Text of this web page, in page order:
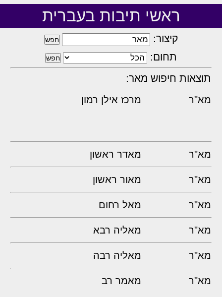
ראשי תיבות בעברית
קיצור:
תחום:
תוצאות חיפוש מאר:
מא"ר מרכז אילן רמון
מא"ר מאדר ראשון
מא"ר מאור ראשון
מא"ר מאל רחום
מא"ר מאליה רבא
מא"ר מאליה רבה
מא"ר מאמר רב